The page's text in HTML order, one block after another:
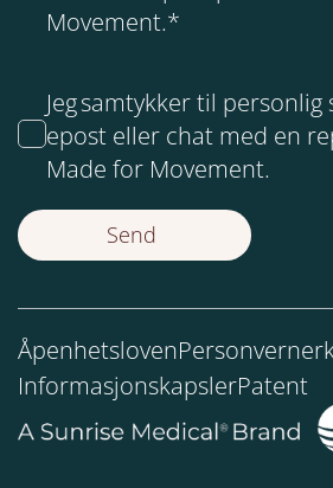
Movement.*
Jeg samtykker til personlig
epost eller chat med en
Made for Movement.
Åpenhetsloven
InformasjonskapslerPatent